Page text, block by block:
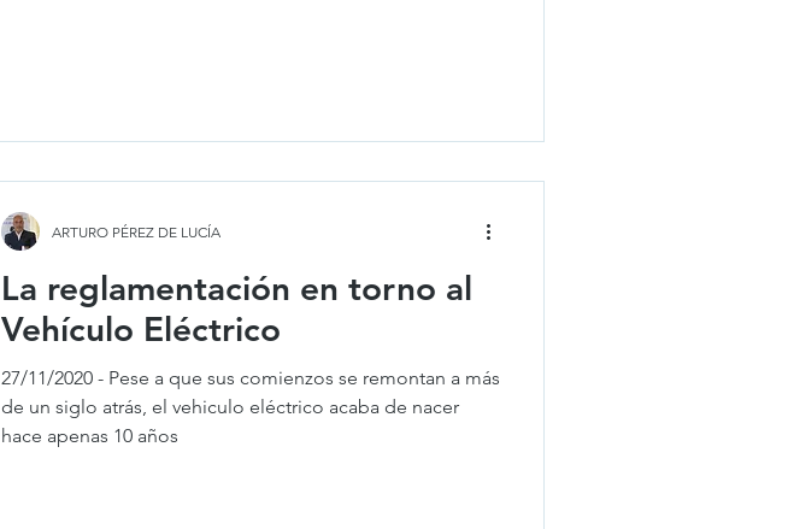
La reglamentación en torno al
Vehículo Eléctrico
27/11/2020 - Pese a que sus comienzos se remontan a más
de un siglo atrás, el vehiculo eléctrico acaba de nacer
hace apenas 10 años
ARTURO PÉREZ DE LUCÍA